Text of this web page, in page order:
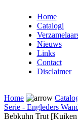
Home
Catalogi
Nieuws
Links
Contact
Disclaimer
Home
Serie - Engleders
Bebkuhn Trut